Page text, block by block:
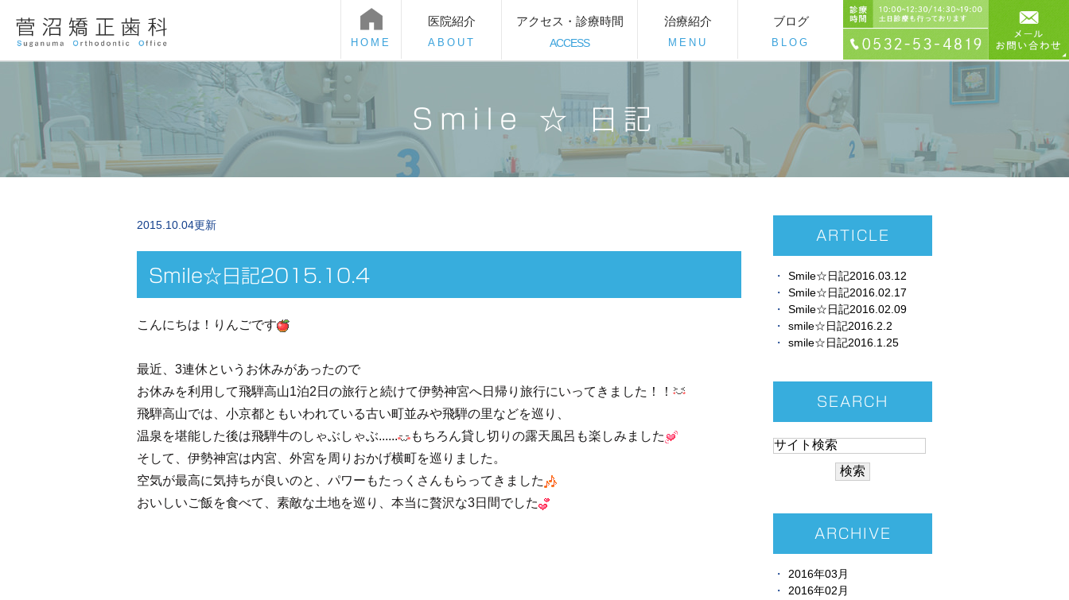
HOME
医院紹介
ABOUT
アクセス・診療時間
ACCESS
治療紹介
MENU
ブログ
BLOG
Smile ☆ 日記
2015.10.04更新
Smile☆日記2015.10.4
こんにちは！りんごです
最近、3連休というお休みがあったので
お休みを利用して飛騨高山1泊2日の旅行と続けて伊勢神宮へ日帰り旅行にいってきました！！
飛騨高山では、小京都ともいわれている古い町並みや飛騨の里などを巡り、
温泉を堪能した後は飛騨牛のしゃぶしゃぶ......
もちろん貸し切りの露天風呂も楽しみました
そして、伊勢神宮は内宮、外宮を周りおかげ横町を巡りました。
空気が最高に気持ちが良いのと、パワーもたっくさんもらってきました
おいしいご飯を食べて、素敵な土地を巡り、本当に贅沢な3日間でした
ARTICLE
Smile☆日記2016.03.12
Smile☆日記2016.02.17
Smile☆日記2016.02.09
smile☆日記2016.2.2
smile☆日記2016.1.25
SEARCH
ARCHIVE
2016年03月
2016年02月